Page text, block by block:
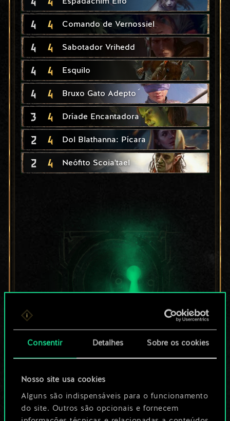
Consentir Detalhes Sobre os cookies
Nosso site usa cookies
Alguns são indispensáveis para o funcionamento
do site. Outros são opcionais e fornecem
4 4 Comando de Vernossiel
4 4 Sabotador Vrihedd
4 4 Esquilo
4 4 Bruxo Gato Adepto
3 4 Dríade Encantadora
2 4 Dol Blathanna: Pícara
2 4 Neófito Scoia'tael
Por enquanto, isto é
apenas um conjunto
de cartas